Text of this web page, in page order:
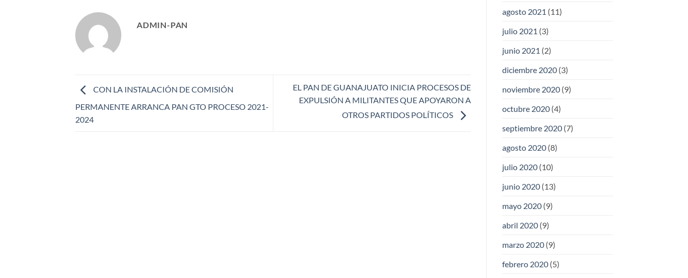
ADMIN-PAN
CON LA INSTALACIÓN DE COMISIÓN
PERMANENTE ARRANCA PAN GTO PROCESO 2021-
2024
EL PAN DE GUANAJUATO INICIA PROCESOS DE
EXPULSIÓN A MILITANTES QUE APOYARON A
OTROS PARTIDOS POLÍTICOS
agosto 2021 (11)
julio 2021 (3)
junio 2021 (2)
diciembre 2020(3)
noviembre 2020(9)
octubre 2020(4)
septiembre 2020(7)
agosto 2020(8)
julio 2020(10)
junio 2020(13)
mayo 2020(9)
abril 2020(9)
marzo 2020(9)
febrero 2020(5)